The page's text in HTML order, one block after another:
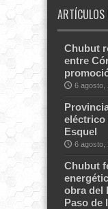
ARTÍCULOS
Chubut
entre
6 agosto,
eléctrico
Esquel
6 agosto,
Chubut
obra del
Paso de